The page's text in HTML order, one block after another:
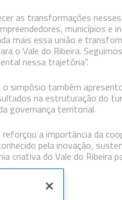
as transformações
municípios e
mais essa união e
o Vale do Ribeira.
nessa trajetória”.
simpósio também
na estruturação do
governança territorial.
a importância da
pela inovação,
criativa do Vale do Ribeira